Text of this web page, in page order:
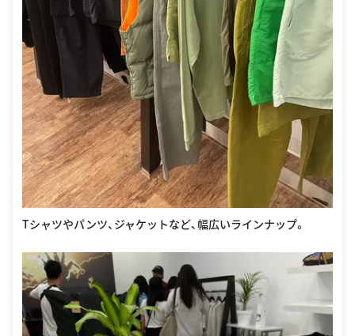
Tシャツやパンツ、ジャケットなど、幅広いラインナップ。